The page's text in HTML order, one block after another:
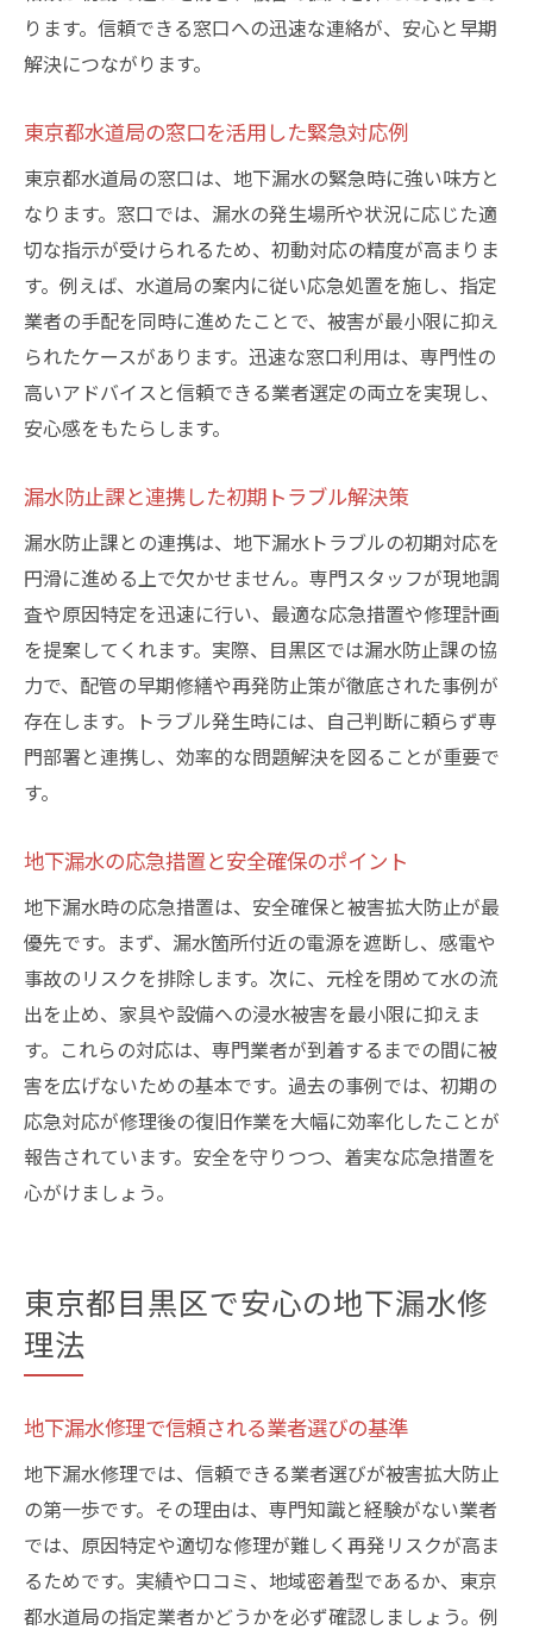
漏水修理依頼時のトラブル回避ポイント
地下漏水対応で評判の業者選びのコツ
地下漏水の主な発生原因と見極め方を紹介
修理の流れと水道局との連携ポイント解説
漏水調査から修繕報告書提出までの流れ
目黒区で実施される標準的な修理手順例
地下漏水原因別の適切な修理方法を解説
水が出ない場合の緊急対応策もあわせて紹
介
アフターサポートが充実する対応のコツ
る
修理後も安心できる業者の選び方を伝授
水道局メンテナンスセンター利用の利点と
は
漏水証明書や報告書の管理と活用方法
トラブル再発防止のための相談先まとめ
地下漏水のアフターケアで安心維持を実現
セルフチェックでできる地下漏水予防法
水道局のメンテナンス情報を活用する方法
漏水防止課と連携した効果的な対策例
地下の湿気や配管の異常サインに注意を
安心の暮らしを守る日頃の漏水対策習慣
ります。信頼できる窓口への迅速な連絡が、安心と早期
解決につながります。
東京都水道局の窓口を活用した緊急対応例
東京都水道局の窓口は、地下漏水の緊急時に強い味方と
なります。窓口では、漏水の発生場所や状況に応じた適
切な指示が受けられるため、初動対応の精度が高まりま
す。例えば、水道局の案内に従い応急処置を施し、指定
業者の手配を同時に進めたことで、被害が最小限に抑え
られたケースがあります。迅速な窓口利用は、専門性の
高いアドバイスと信頼できる業者選定の両立を実現し、
安心感をもたらします。
漏水防止課と連携した初期トラブル解決策
漏水防止課との連携は、地下漏水トラブルの初期対応を
円滑に進める上で欠かせません。専門スタッフが現地調
査や原因特定を迅速に行い、最適な応急措置や修理計画
を提案してくれます。実際、目黒区では漏水防止課の協
力で、配管の早期修繕や再発防止策が徹底された事例が
存在します。トラブル発生時には、自己判断に頼らず専
門部署と連携し、効率的な問題解決を図ることが重要で
す。
地下漏水の応急措置と安全確保のポイント
地下漏水時の応急措置は、安全確保と被害拡大防止が最
優先です。まず、漏水箇所付近の電源を遮断し、感電や
事故のリスクを排除します。次に、元栓を閉めて水の流
出を止め、家具や設備への浸水被害を最小限に抑えま
す。これらの対応は、専門業者が到着するまでの間に被
害を広げないための基本です。過去の事例では、初期の
応急対応が修理後の復旧作業を大幅に効率化したことが
報告されています。安全を守りつつ、着実な応急措置を
心がけましょう。
東京都目黒区で安心の地下漏水修
理法
地下漏水修理で信頼される業者選びの基準
地下漏水修理では、信頼できる業者選びが被害拡大防止
の第一歩です。その理由は、専門知識と経験がない業者
では、原因特定や適切な修理が難しく再発リスクが高ま
るためです。実績や口コミ、地域密着型であるか、東京
都水道局の指定業者かどうかを必ず確認しましょう。例